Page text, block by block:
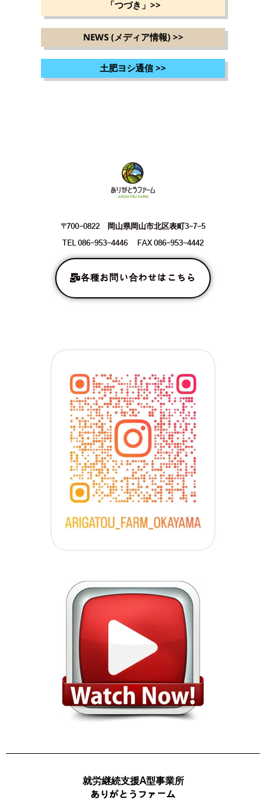
「つづき」 >>
NEWS (メディア情報)>>
土肥ヨシ通信>>
〒700-0822 岡山県岡山市北区表町3-7-5
TEL 086-953-4446 FAX 086-953-4442
各種お問い合わせはこちら
就労継続支援A型事業所
ありがとうファーム